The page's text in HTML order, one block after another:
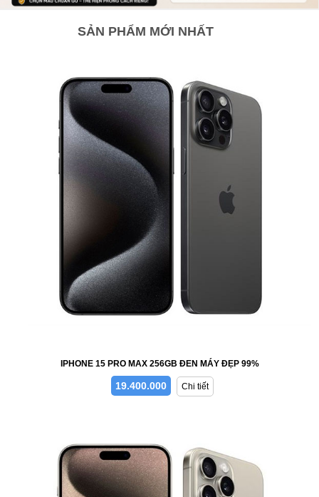
SẢN PHẨM MỚI NHẤT
IPHONE 15 PRO MAX 256GB ĐEN MÁY ĐẸP 99%
19.400.000 Chi tiết